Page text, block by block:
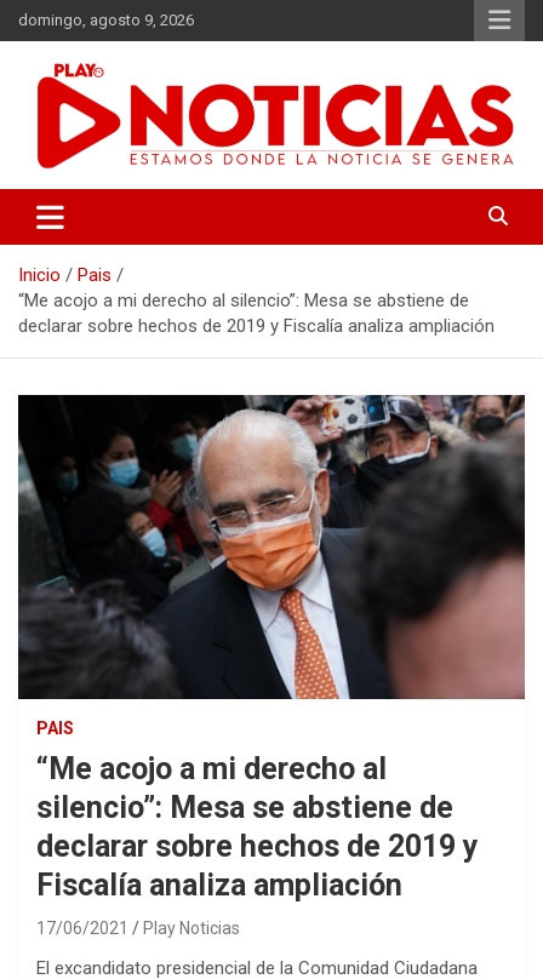
Saltar
al
contenido
domingo, agosto 9, 2026
Play Noticias
Inicio
Pais
“Me acojo a mi derecho al silencio”: Mesa se abstiene de
declarar sobre hechos de 2019 y Fiscalía analiza ampliación
PAIS
“Me acojo a mi derecho al
silencio”: Mesa se abstiene de
declarar sobre hechos de 2019 y
Fiscalía analiza ampliación
17/06/2021 Play Noticias
El excandidato presidencial de la Comunidad Ciudadana